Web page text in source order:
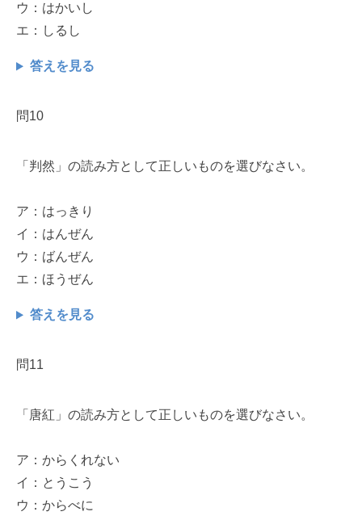
ウ：はかいし
エ：しるし
答えを見る
問10
「判然」の読み方として正しいものを選びなさい。
ア：はっきり
イ：はんぜん
ウ：ばんぜん
エ：ほうぜん
答えを見る
問11
「唐紅」の読み方として正しいものを選びなさい。
ア：からくれない
イ：とうこう
ウ：からべに